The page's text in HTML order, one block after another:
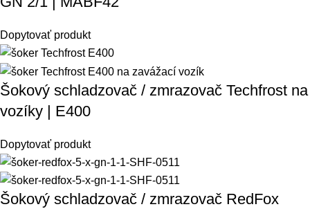
Dopytovať produkt
Šokový schladzovač / zmrazovač Techfrost na
vozíky | E400
Dopytovať produkt
Šokový schladzovač / zmrazovač RedFox